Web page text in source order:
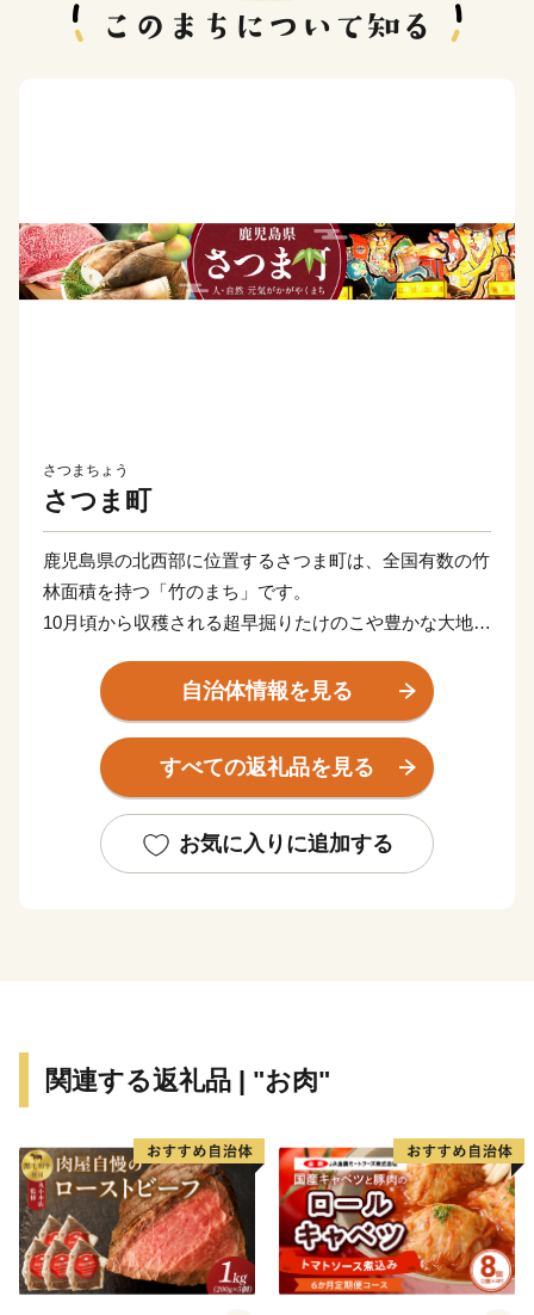
さつまちょう
さつま町
鹿児島県の北西部に位置するさつま町は、全国有数の竹
林面積を持つ「竹のまち」です。
10月頃から収穫される超早掘りたけのこや豊かな大地で
が豊富にある町です。
また、町内には宮之城温泉、紫尾温泉という２つの温泉
地があり、20か所以上の温泉施設では、さまざまな泉質
が楽しめます。さつま町は、古くから町民だけでなく観
ています。
さつま町が誇る魅力的なお礼の品をぜひ一度お試しいた
自治体情報を見る
すべての返礼品を見る
お気に入りに追加する
関連する返礼品 | "お肉"